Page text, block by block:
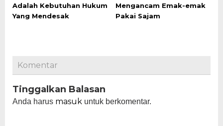
Adalah Kebutuhan Hukum
Yang Mendesak
Mengancam Emak-emak
Pakai Sajam
Komentar
Tinggalkan Balasan
Anda harus masuk untuk berkomentar.